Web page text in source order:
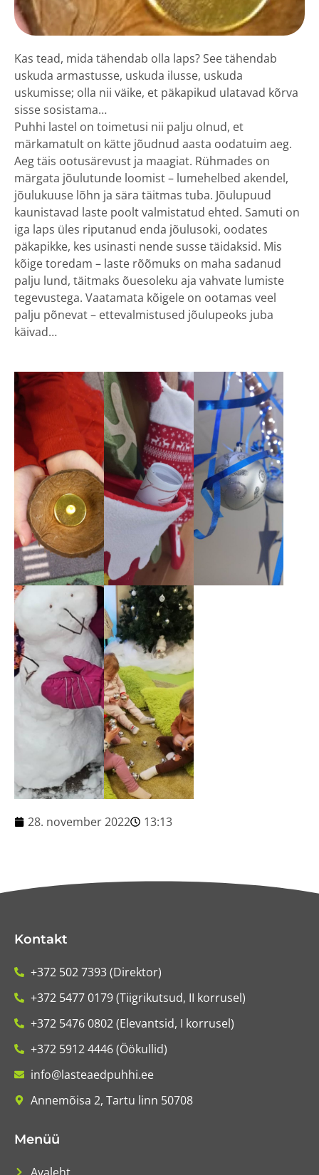
Kas tead, mida tähendab olla laps? See tähendab
uskuda armastusse, uskuda ilusse, uskuda
uskumisse; olla nii väike, et päkapikud ulatavad kõrva
sisse sosistama…
Puhhi lastel on toimetusi nii palju olnud, et
märkamatult on kätte jõudnud aasta oodatuim aeg.
Aeg täis ootusärevust ja maagiat. Rühmades on
märgata jõulutunde loomist – lumehelbed akendel,
jõulukuuse lõhn ja sära täitmas tuba. Jõulupuud
kaunistavad laste poolt valmistatud ehted. Samuti on
iga laps üles riputanud enda jõulusoki, oodates
päkapikke, kes usinasti nende susse täidaksid. Mis
kõige toredam – laste rõõmuks on maha sadanud
palju lund, täitmaks õuesoleku aja vahvate lumiste
tegevustega. Vaatamata kõigele on ootamas veel
palju põnevat – ettevalmistused jõulupeoks juba
käivad…
28. november 2022 13:13
Kontakt
+372 502 7393 (Direktor)
+372 5477 0179 (Tiigrikutsud, II korrusel)
+372 5476 0802 (Elevantsid, I korrusel)
+372 5912 4446 (Öökullid)
info@lasteaedpuhhi.ee
Annemõisa 2, Tartu linn 50708
Menüü